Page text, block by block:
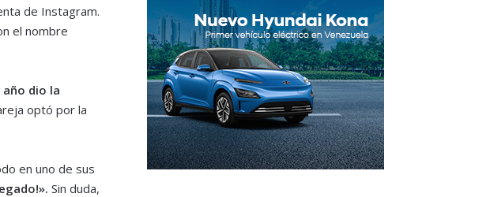
de Instagram.
el nombre
dio la
optó por la
en uno de sus
Sin duda,